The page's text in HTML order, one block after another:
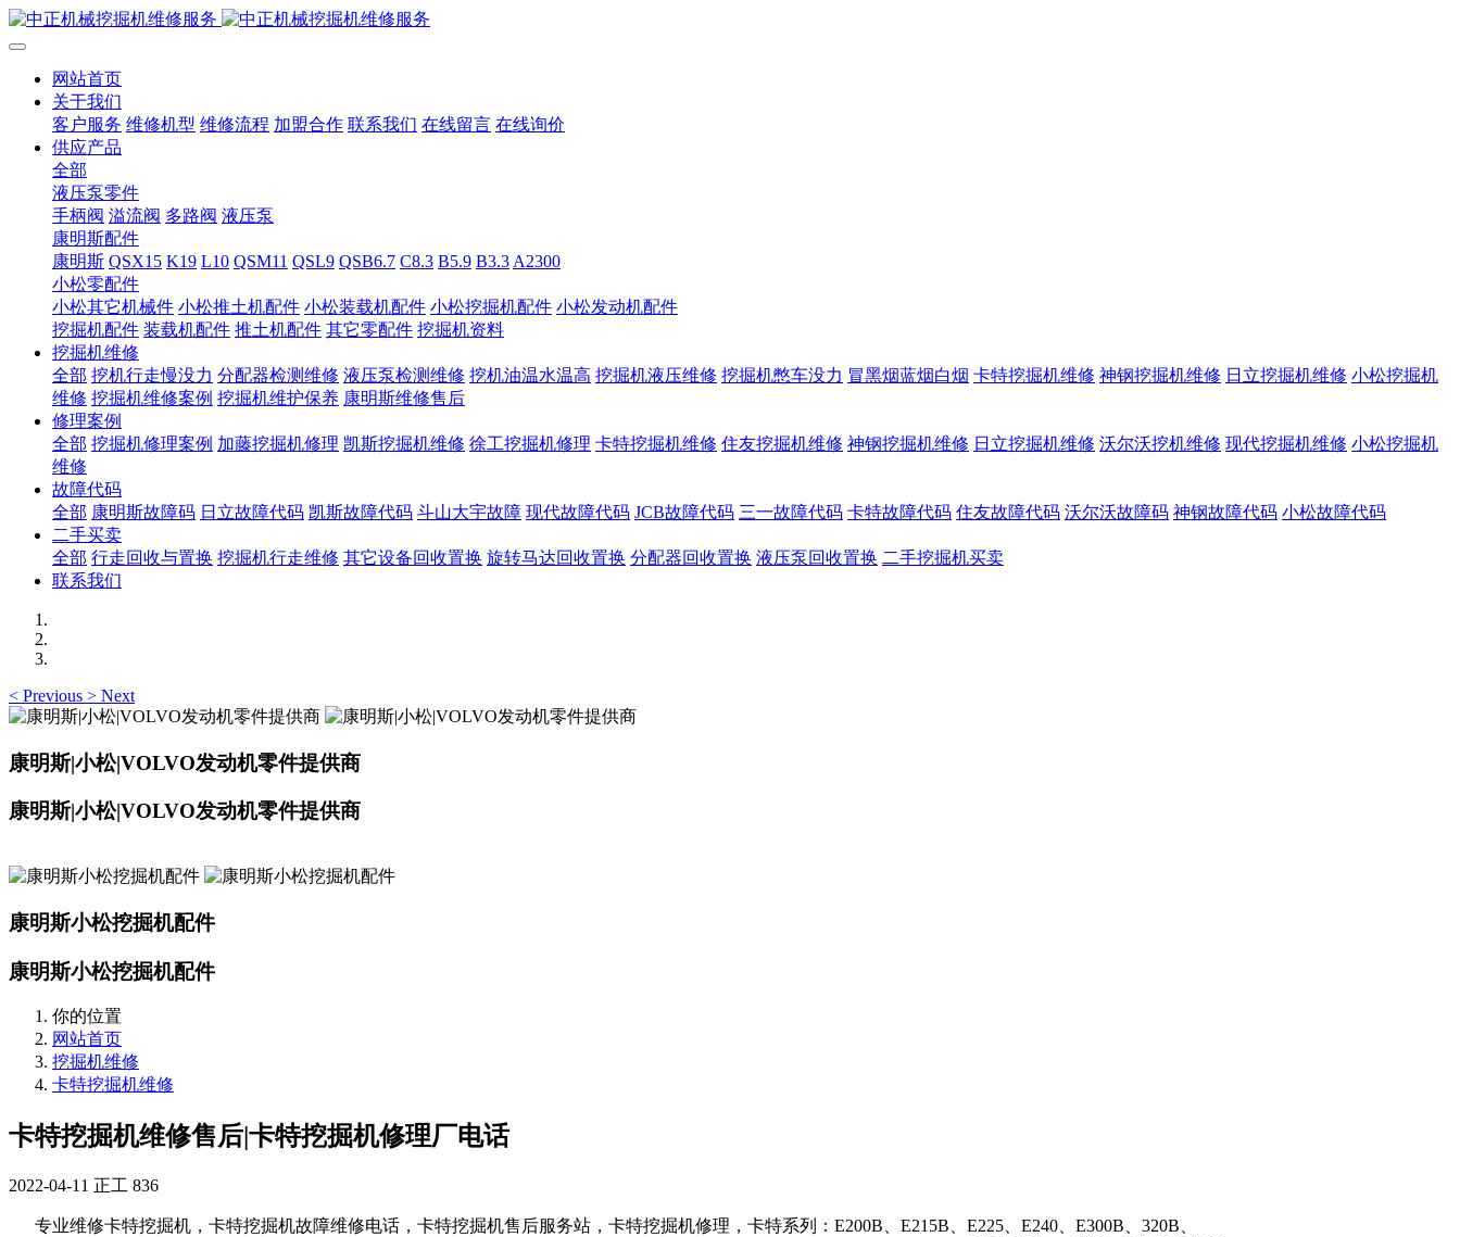
网站首页
关于我们
客户服务 维修机型 维修流程 加盟合作 联系我们 在线留言 在线询价
供应产品
全部
液压泵零件
手柄阀 溢流阀 多路阀 液压泵
康明斯配件
康明斯 QSX15 K19 L10 QSM11 QSL9 QSB6.7 C8.3 B5.9 B3.3 A2300
小松零配件
小松其它机械件 小松推土机配件 小松装载机配件 小松挖掘机配件 小松发动机配件
挖掘机配件 装载机配件 推土机配件 其它零配件 挖掘机资料
挖掘机维修
全部 挖机行走慢没力 分配器检测维修 液压泵检测维修 挖机油温水温高 挖掘机液压维修 挖掘机憋车没力 冒黑烟蓝烟白烟 卡特挖掘机维修 神钢挖掘机维修 日立挖掘机维修 小松挖掘机
维修 挖掘机维修案例 挖掘机维护保养 康明斯维修售后
修理案例
全部 挖掘机修理案例 加藤挖掘机修理 凯斯挖掘机维修 徐工挖掘机修理 卡特挖掘机维修 住友挖掘机维修 神钢挖掘机维修 日立挖掘机维修 沃尔沃挖机维修 现代挖掘机维修 小松挖掘机
维修
故障代码
全部 康明斯故障码 日立故障代码 凯斯故障代码 斗山大宇故障 现代故障代码 JCB故障代码 三一故障代码 卡特故障代码 住友故障代码 沃尔沃故障码 神钢故障代码 小松故障代码
二手买卖
全部 行走回收与置换 挖掘机行走维修 其它设备回收置换 旋转马达回收置换 分配器回收置换 液压泵回收置换 二手挖掘机买卖
联系我们
< Previous > Next
康明斯|小松|VOLVO发动机零件提供商
康明斯|小松|VOLVO发动机零件提供商
康明斯小松挖掘机配件
康明斯小松挖掘机配件
你的位置
网站首页
挖掘机维修
卡特挖掘机维修
卡特挖掘机维修售后|卡特挖掘机修理厂电话
2022-04-11 正工 836
专业维修卡特挖掘机，卡特挖掘机故障维修电话，卡特挖掘机售后服务站，卡特挖掘机修理，卡特系列：E200B、E215B、E225、E240、E300B、320B、